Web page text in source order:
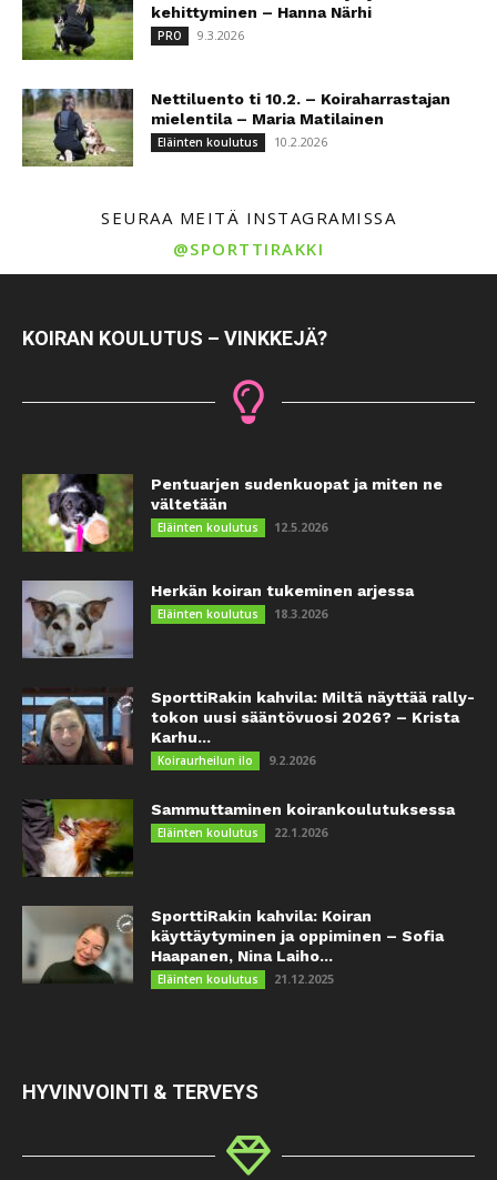
kehittyminen – Hanna Närhi
PRO 9.3.2026
Nettiluento ti 10.2. – Koiraharrastajan
mielentila – Maria Matilainen
Eläinten koulutus 10.2.2026
SEURAA MEITÄ INSTAGRAMISSA
@SPORTTIRAKKI
KOIRAN KOULUTUS – VINKKEJÄ?
Pentuarjen sudenkuopat ja miten ne
vältetään
Eläinten koulutus 12.5.2026
Herkän koiran tukeminen arjessa
Eläinten koulutus 18.3.2026
SporttiRakin kahvila: Miltä näyttää rally-
tokon uusi sääntövuosi 2026? – Krista
Karhu...
Koiraurheilun ilo 9.2.2026
Sammuttaminen koirankoulutuksessa
Eläinten koulutus 22.1.2026
SporttiRakin kahvila: Koiran
käyttäytyminen ja oppiminen – Sofia
Haapanen, Nina Laiho...
Eläinten koulutus 21.12.2025
HYVINVOINTI & TERVEYS